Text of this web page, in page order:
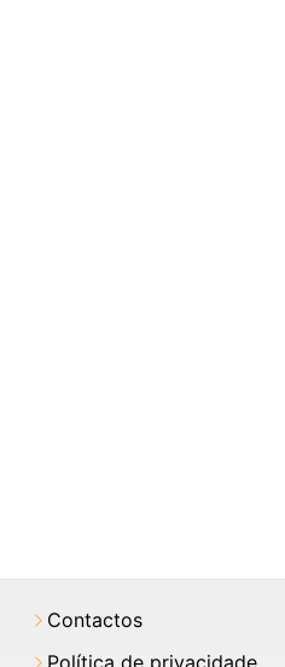
Contactos